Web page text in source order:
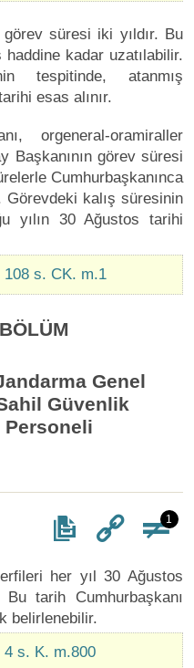
görev süresi iki yıldır. Bu
kadar uzatılabilir.
tespitinde, atanmış
esas alınır.
orgeneral-oramiraller
Başkanının görev süresi
Cumhurbaşkanınca
Görevdeki kalış süresinin
yılın 30 Ağustos tarihi
108 s. CK. m.1
Genel
Güvenlik
Personeli
1
her yıl 30 Ağustos
tarih Cumhurbaşkanı
belirlenebilir.
4 s. K. m.800